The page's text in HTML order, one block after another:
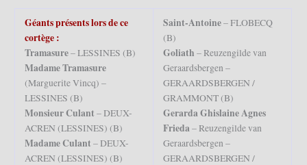
Géants présents lors de ce
cortège :
Tramasure– LESSINES (B)
Madame Tramasure
(Marguerite Vincq) –
LESSINES (B)
Monsieur Culant– DEUX-
ACREN (LESSINES) (B)
Madame Culant– DEUX-
ACREN (LESSINES) (B)
Saint-Antoine– FLOBECQ
(B)
Goliath – Reuzengilde van
Geraardsbergen –
GERAARDSBERGEN /
GRAMMONT (B)
Gerarda Ghislaine Agnes
Frieda– Reuzengilde van
Geraardsbergen –
GERAARDSBERGEN /